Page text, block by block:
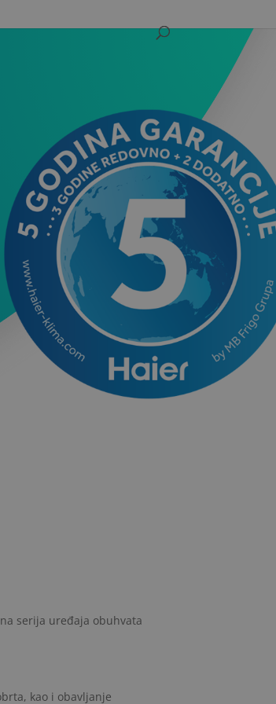
serija uređaja obuhvata
kao i obavljanje